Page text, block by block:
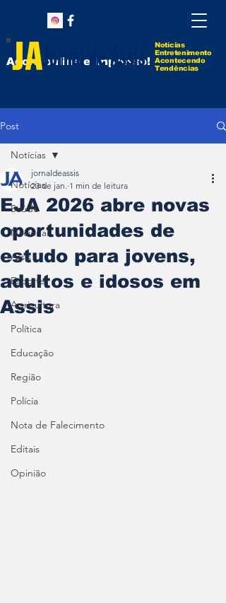
Notícias
Entretenimento
Acontecendo
Tendências
Agora online e impresso!
Post
Notícias
Saúde
Nacional
Assis
Esporte
Agricultura
Política
Educação
Região
Polícia
Nota de Falecimento
Editais
Opinião
Notícias
EJA 2026 abre novas
oportunidades de
estudo para jovens,
adultos e idosos em
Assis
jornaldeassis
23 de jan. 1 min de leitura